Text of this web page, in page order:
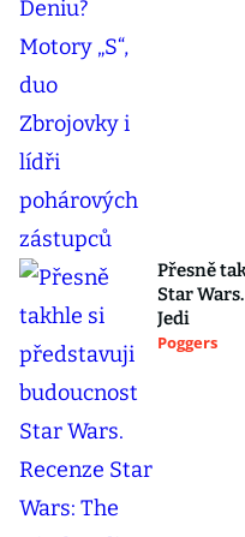
Přesně
Star
Jedi
Poggers